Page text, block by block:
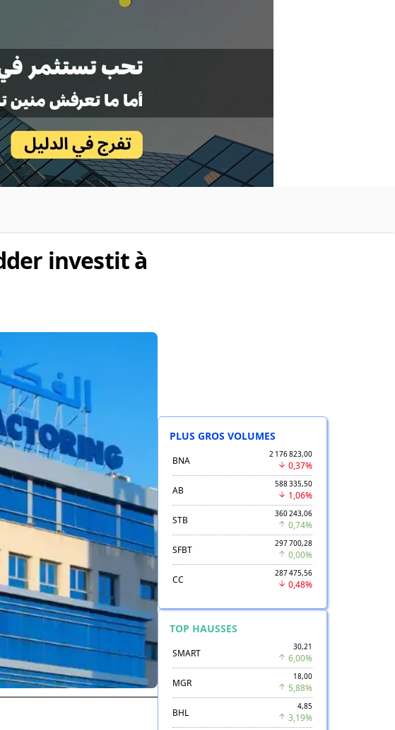
investit à
PLUS GROS VOLUMES
BNA
2 176 823,00
0,37%
AB
588 335,50
1,06%
STB
360 243,06
0,74%
SFBT
297 700,28
0,00%
CC
287 475,56
0,48%
TOP HAUSSES
SMART
30,21
6,00%
MGR
18,00
5,88%
BHL
4,85
3,19%